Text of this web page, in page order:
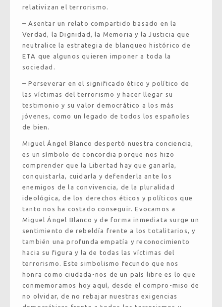
relativizan el terrorismo.
– Asentar un relato compartido basado en la
Verdad, la Dignidad, la Memoria y la Justicia que
neutralice la estrategia de blanqueo histórico de
ETA que algunos quieren imponer a toda la
sociedad.
– Perseverar en el significado ético y político de
las víctimas del terrorismo y hacer llegar su
testimonio y su valor democrático a los más
jóvenes, como un legado de todos los españoles
de bien.
Miguel Ángel Blanco despertó nuestra conciencia,
es un símbolo de concordia porque nos hizo
comprender que la Libertad hay que ganarla,
conquistarla, cuidarla y defenderla ante los
enemigos de la convivencia, de la pluralidad
ideológica, de los derechos éticos y políticos que
tanto nos ha costado conseguir. Evocamos a
Miguel Ángel Blanco y de forma inmediata surge un
sentimiento de rebeldía frente a los totalitarios, y
también una profunda empatía y reconocimiento
hacia su figura y la de todas las víctimas del
terrorismo. Este simbolismo fecundo que nos
honra como ciudada-nos de un país libre es lo que
conmemoramos hoy aquí, desde el compro-miso de
no olvidar, de no rebajar nuestras exigencias